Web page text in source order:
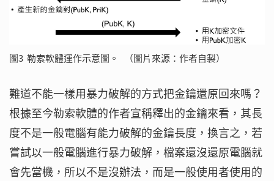
圖3 勒索軟體運作示意圖。 （圖片來源：作者自製）
難道不能一樣用暴力破解的方式把金鑰還原回來嗎？
根據至今勒索軟體的作者宣稱釋出的金鑰來看，其長
度不是一般電腦有能力破解的金鑰長度，換言之，若
嘗試以一般電腦進行暴力破解，檔案還沒還原電腦就
會先當機，所以不是沒辦法，而是一般使用者使用的